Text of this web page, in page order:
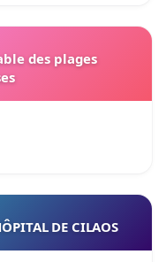
des plages
DE CILAOS